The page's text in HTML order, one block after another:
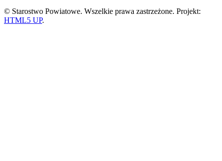
© Starostwo Powiatowe. Wszelkie prawa zastrzeżone. Projekt:
HTML5 UP.